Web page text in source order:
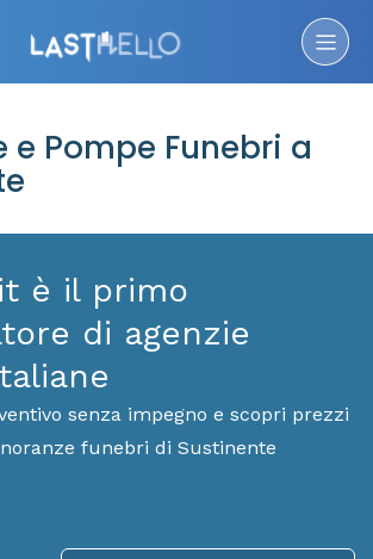
e Pompe Funebri a
è il primo
di agenzie
senza impegno e scopri prezzi
funebri di Sustinente